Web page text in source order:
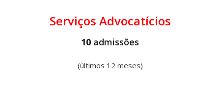
Serviços Advocatícios
10 admissões
(últimos 12 meses)